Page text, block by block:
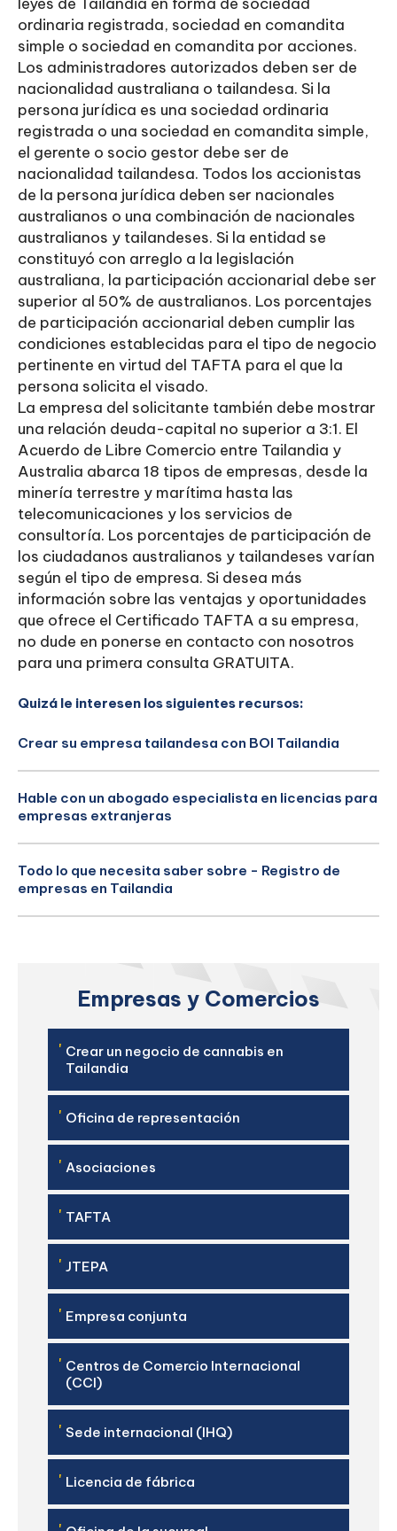
ordinaria registrada, sociedad en comandita
simple o sociedad en comandita por acciones.
Los administradores autorizados deben ser de
nacionalidad australiana o tailandesa. Si la
persona jurídica es una sociedad ordinaria
registrada o una sociedad en comandita simple,
el gerente o socio gestor debe ser de
nacionalidad tailandesa. Todos los accionistas
de la persona jurídica deben ser nacionales
australianos o una combinación de nacionales
australianos y tailandeses. Si la entidad se
constituyó con arreglo a la legislación
australiana, la participación accionarial debe ser
superior al 50% de australianos. Los porcentajes
de participación accionarial deben cumplir las
condiciones establecidas para el tipo de negocio
pertinente en virtud del TAFTA para el que la
persona solicita el visado.
La empresa del solicitante también debe mostrar
una relación deuda-capital no superior a 3:1. El
Acuerdo de Libre Comercio entre Tailandia y
Australia abarca 18 tipos de empresas, desde la
minería terrestre y marítima hasta las
telecomunicaciones y los servicios de
consultoría. Los porcentajes de participación de
los ciudadanos australianos y tailandeses varían
según el tipo de empresa. Si desea más
información sobre las ventajas y oportunidades
que ofrece el Certificado TAFTA a su empresa,
no dude en ponerse en contacto con nosotros
para una primera consulta GRATUITA.
Quizá le interesen los siguientes recursos:
Crear su empresa tailandesa con BOI Tailandia
Hable con un abogado especialista en licencias para
empresas extranjeras
Todo lo que necesita saber sobre - Registro de
empresas en Tailandia
Empresas y Comercios
' Crear un negocio de cannabis en
Tailandia
' Oficina de representación
' Asociaciones
' TAFTA
' JTEPA
' Empresa conjunta
' Centros de Comercio Internacional
(CCI)
' Sede internacional (IHQ)
' Licencia de fábrica